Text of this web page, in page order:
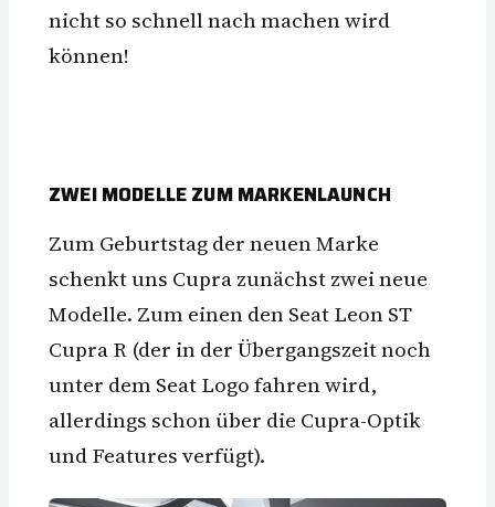
nicht so schnell nach machen wird
können!
ZWEI MODELLE ZUM MARKENLAUNCH
Zum Geburtstag der neuen Marke
schenkt uns Cupra zunächst zwei neue
Modelle. Zum einen den Seat Leon ST
Cupra R (der in der Übergangszeit noch
unter dem Seat Logo fahren wird,
allerdings schon über die Cupra-Optik
und Features verfügt).